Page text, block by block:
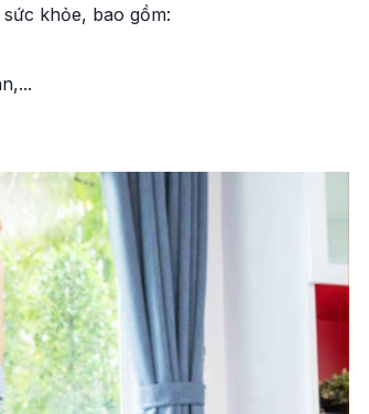
khỏe, bao gồm: